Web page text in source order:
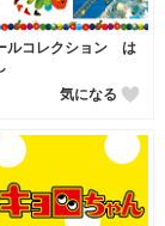
ルコレクション は
気になる